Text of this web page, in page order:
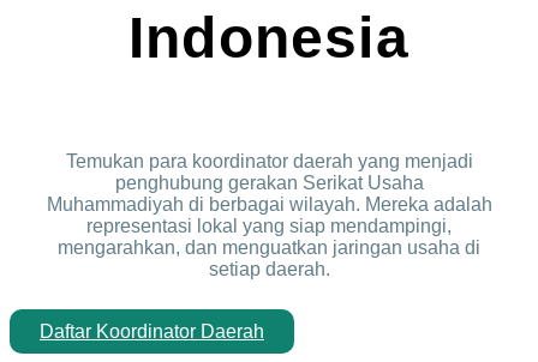
Indonesia
Temukan para koordinator daerah yang menjadi
penghubung gerakan Serikat Usaha
Muhammadiyah di berbagai wilayah. Mereka adalah
representasi lokal yang siap mendampingi,
mengarahkan, dan menguatkan jaringan usaha di
setiap daerah.
Daftar Koordinator Daerah